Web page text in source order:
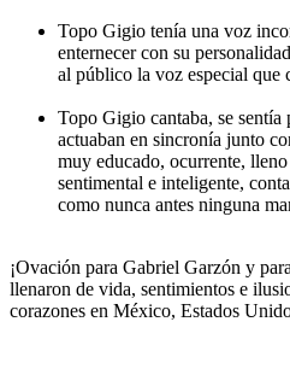
Topo Gigio tenía una voz
enternecer con su
al público la voz especial que
Topo Gigio cantaba, se
actuaban en sincronía junto
muy educado, ocurrente,
sentimental e inteligente,
como nunca antes ninguna
¡Ovación para Gabriel Garzón y
llenaron de vida, sentimientos e
corazones en México, Estados